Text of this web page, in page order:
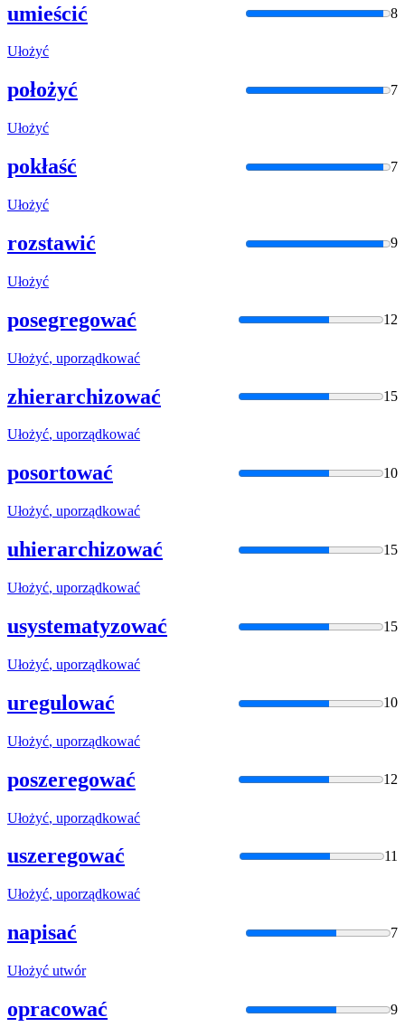
umieścić 8
Ułożyć
położyć 7
Ułożyć
pokłaść 7
Ułożyć
rozstawić 9
Ułożyć
posegregować 12
Ułożyć, uporządkować
zhierarchizować 15
Ułożyć, uporządkować
posortować 10
Ułożyć, uporządkować
uhierarchizować 15
Ułożyć, uporządkować
usystematyzować 15
Ułożyć, uporządkować
uregulować 10
Ułożyć, uporządkować
poszeregować 12
Ułożyć, uporządkować
uszeregować 11
Ułożyć, uporządkować
napisać 7
Ułożyć utwór
opracować 9